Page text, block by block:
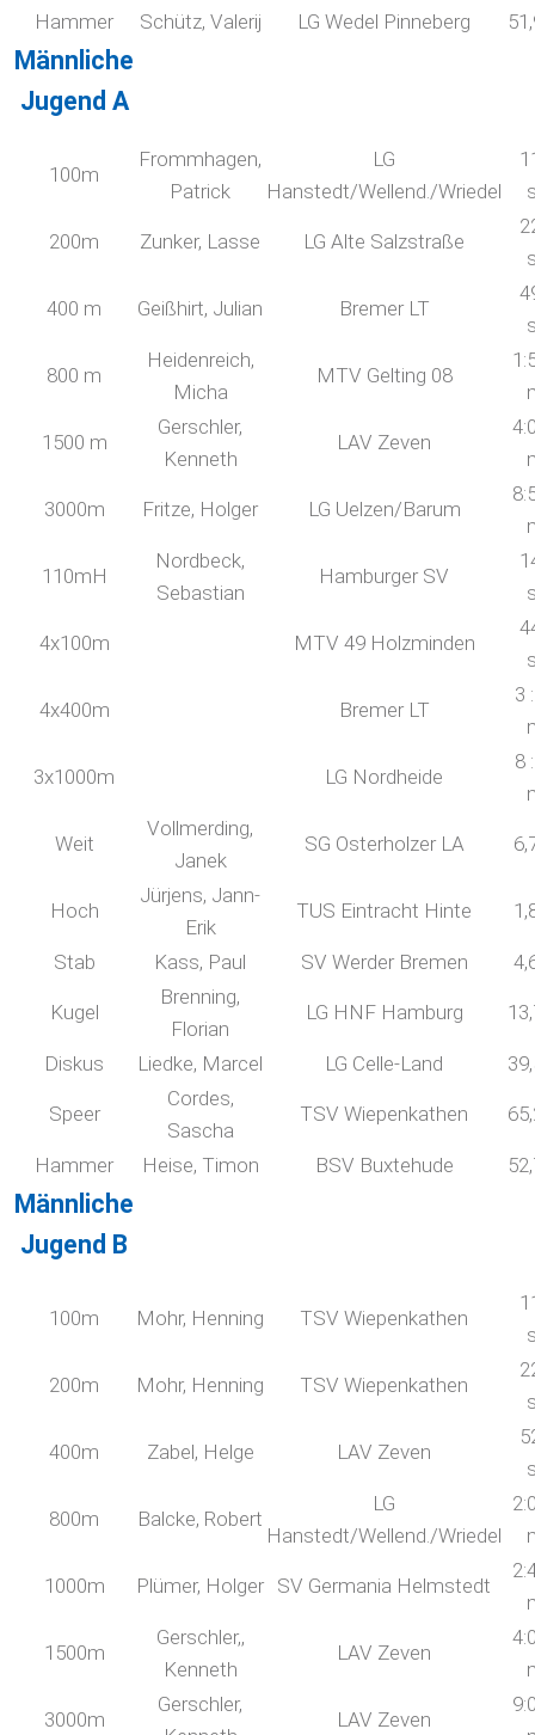
Hammer Schütz, Valerij LG Wedel Pinneberg
Männliche
Jugend A
100m
Frommhagen,
Patrick
LG
Hanstedt/Wellend./Wriedel
200m Zunker, Lasse LG Alte Salzstraße
400 m Geißhirt, Julian Bremer LT
800 m
Heidenreich,
Micha
MTV Gelting 08
1500 m
Gerschler,
Kenneth
LAV Zeven
3000m Fritze, Holger LG Uelzen/Barum
110mH
Nordbeck,
Sebastian
Hamburger SV
4x100m MTV 49 Holzminden
4x400m Bremer LT
3
3x1000m LG Nordheide
8
Weit
Vollmerding,
Janek
SG Osterholzer LA
Hoch
Jürjens, Jann-
Erik
TUS Eintracht Hinte
Stab Kass, Paul SV Werder Bremen
Kugel
Brenning,
Florian
LG HNF Hamburg
Diskus Liedke, Marcel LG Celle-Land
Speer
Cordes,
Sascha
TSV Wiepenkathen
Hammer Heise, Timon BSV Buxtehude
Männliche
Jugend B
100m Mohr, Henning TSV Wiepenkathen
200m Mohr, Henning TSV Wiepenkathen
400m Zabel, Helge LAV Zeven
800m Balcke, Robert
LG
Hanstedt/Wellend./Wriedel
1000m Plümer, Holger SV Germania Helmstedt
1500m
Gerschler,,
Kenneth
LAV Zeven
3000m
Gerschler,
LAV Zeven